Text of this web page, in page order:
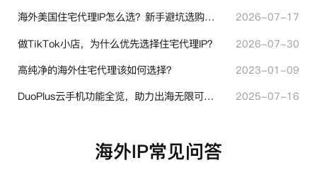
海外美国住宅代理IP怎么选？新手避坑选购指南
2026-07-17
做TikTok小店，为什么优先选择住宅代理IP？
2026-07-30
高纯净的海外住宅代理该如何选择？
2023-01-09
DuoPlus云手机功能全览，助力出海无限可能！
2025-07-16
海外IP常见问答